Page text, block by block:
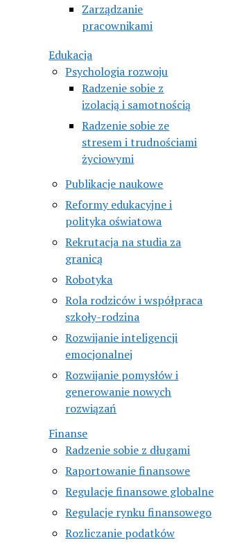
Zarządzanie
pracownikami
Edukacja
Psychologia rozwoju
Radzenie sobie z
izolacją i samotnością
Radzenie sobie ze
stresem i trudnościami
życiowymi
Publikacje naukowe
Reformy edukacyjne i
polityka oświatowa
Rekrutacja na studia za
granicą
Robotyka
Rola rodziców i współpraca
szkoły-rodzina
Rozwijanie inteligencji
emocjonalnej
Rozwijanie pomysłów i
generowanie nowych
rozwiązań
Finanse
Radzenie sobie z długami
Raportowanie finansowe
Regulacje finansowe globalne
Regulacje rynku finansowego
Rozliczanie podatków